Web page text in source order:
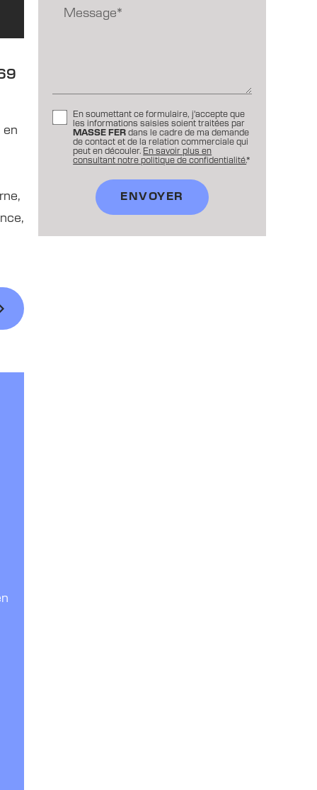
en
Message*
En soumettant ce formulaire, j'accepte que
les informations saisies soient traitées par
MASSE FER dans le cadre de ma demande
de contact et de la relation commerciale qui
peut en découler. En savoir plus en
consultant notre politique de confidentialité.*